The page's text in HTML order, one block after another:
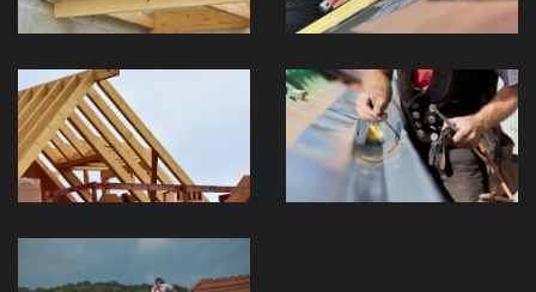
Traitement de
charpente 39
Jura
Travaux de
zinguerie 39
Jura
Urgence fuite